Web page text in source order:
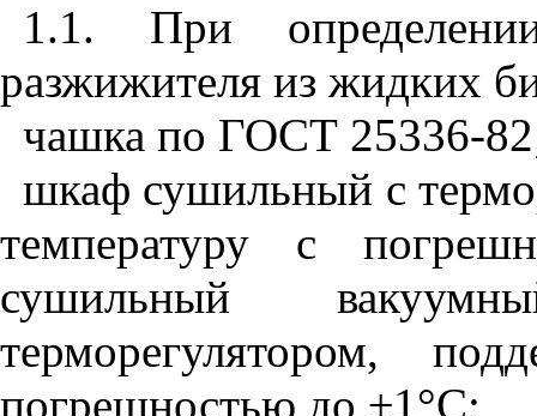
1.1. При
разжижителя из жидких
чашка по ГОСТ 25336-
шкаф сушильный с
температуру с
сушильный
терморегулятором,
погрешностью до ±1°С;